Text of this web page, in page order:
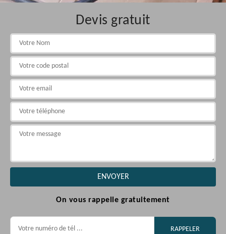
Devis gratuit
On vous rappelle gratuitement